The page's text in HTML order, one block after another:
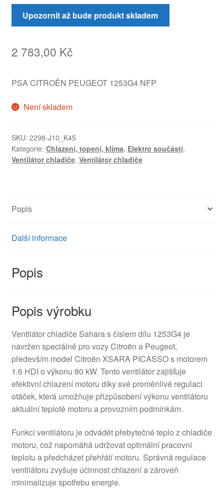
Upozornit až bude produkt skladem
2 783,00 Kč
PSA CITROËN PEUGEOT 1253G4 NFP
Není skladem
SKU: 2298-J10_K45
Kategorie: Chlazení, topení, klima, Elektro součásti,
Ventilátor chladiče, Ventilátor chladiče
Popis
Další informace
Popis
Popis výrobku
Ventilátor chladiče Sahara s číslem dílu 1253G4 je
navržen speciálně pro vozy Citroën a Peugeot,
především model Citroën XSARA PICASSO s motorem
1.6 HDI o výkonu 80 kW. Tento ventilátor zajišťuje
efektivní chlazení motoru díky své proměnlivé regulaci
otáček, která umožňuje přizpůsobení výkonu ventilátoru
aktuální teplotě motoru a provozním podmínkám.
Funkcí ventilátoru je odvádět přebytečné teplo z chladiče
motoru, což napomáhá udržovat optimální pracovní
teplotu a předcházet přehřátí motoru. Správná regulace
ventilátoru zvyšuje účinnost chlazení a zároveň
minimalizuje spotřebu energie.